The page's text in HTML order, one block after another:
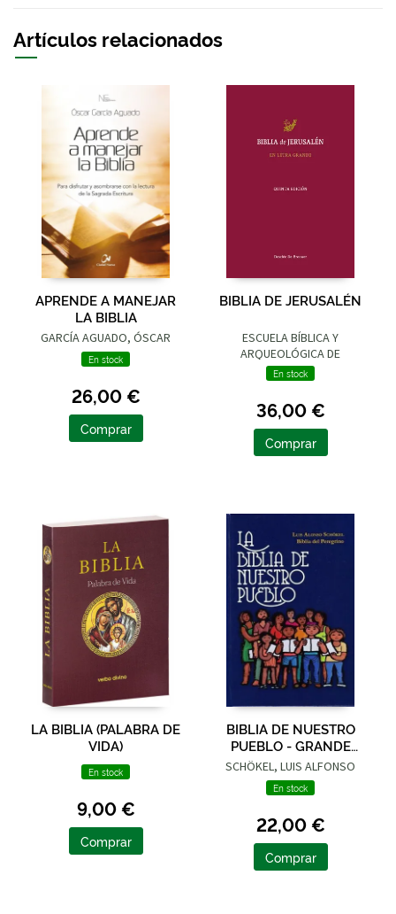
Artículos relacionados
APRENDE A MANEJAR
LA BIBLIA
GARCÍA AGUADO, ÓSCAR
En stock
26,00 €
Comprar
BIBLIA DE JERUSALÉN
ESCUELA BÍBLICA Y
ARQUEOLÓGICA DE
JERUSALÉN
En stock
36,00 €
Comprar
LA BIBLIA (PALABRA DE
VIDA)
En stock
9,00 €
Comprar
BIBLIA DE NUESTRO
PUEBLO - GRANDE
TAPA DURA
SCHÖKEL, LUIS ALFONSO
En stock
22,00 €
Comprar